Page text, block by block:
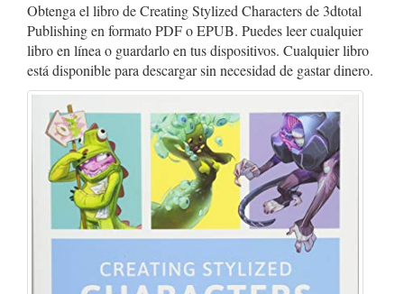
Obtenga el libro de Creating Stylized Characters de 3dtotal
Publishing en formato PDF o EPUB. Puedes leer cualquier
libro en línea o guardarlo en tus dispositivos. Cualquier libro
está disponible para descargar sin necesidad de gastar dinero.